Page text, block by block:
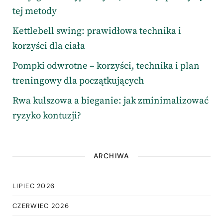
tej metody
Kettlebell swing: prawidłowa technika i
korzyści dla ciała
Pompki odwrotne – korzyści, technika i plan
treningowy dla początkujących
Rwa kulszowa a bieganie: jak zminimalizować
ryzyko kontuzji?
ARCHIWA
LIPIEC 2026
CZERWIEC 2026